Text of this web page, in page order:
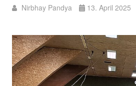
Nirbhay Pandya 13. April 2025